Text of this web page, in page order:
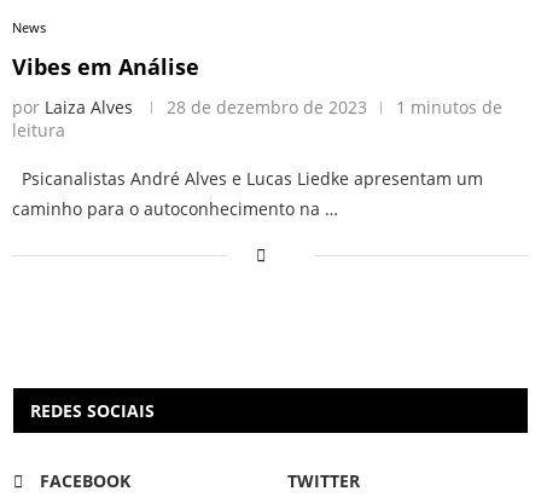
News
Vibes em Análise
por Laiza Alves 28 de dezembro de 2023
1 minutos de
leitura
Psicanalistas André Alves e Lucas Liedke apresentam um
caminho para o autoconhecimento na …
REDES SOCIAIS
FACEBOOK
TWITTER